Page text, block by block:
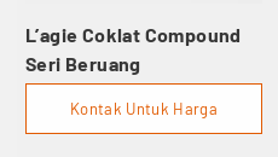
L’agie Coklat Compound
Seri Beruang
Kontak Untuk Harga